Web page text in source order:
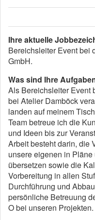
Ihre aktuelle
Bereichsleiter Event bei
GmbH.
Was sind Ihre
Als Bereichsleiter Event
bei Atelier Damböck
landen auf meinem
Team betreue ich die
und Ideen bis zur
Arbeit besteht darin, die
unsere eigenen in
übersetzen sowie die
Vorbereitung in allen
Durchführung und
persönliche Betreuung
O bei unseren Projekten.